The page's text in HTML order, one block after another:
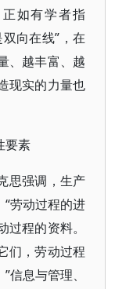
如有学者指
向在线”，在
、越丰富、越
现实的力量也
要素
思强调，生产
劳动过程的进
程的资料。
们，劳动过程
信息与管理、